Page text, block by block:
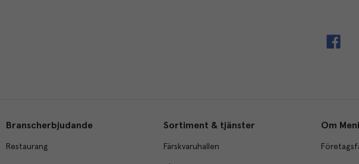
Branscherbjudande
Restaurang
Sortiment & tjänster
Färskvaruhallen
Om